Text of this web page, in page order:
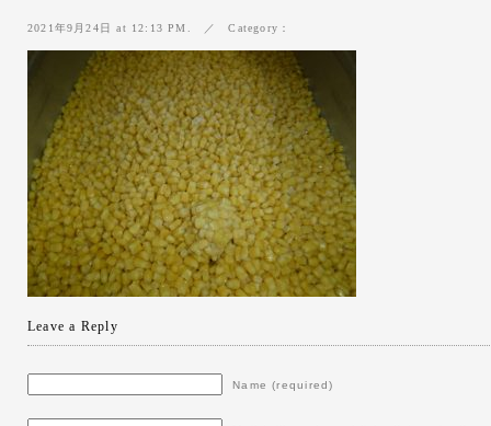
2021年9月24日 at 12:13 PM. ／ Category：
Leave a Reply
Name (required)